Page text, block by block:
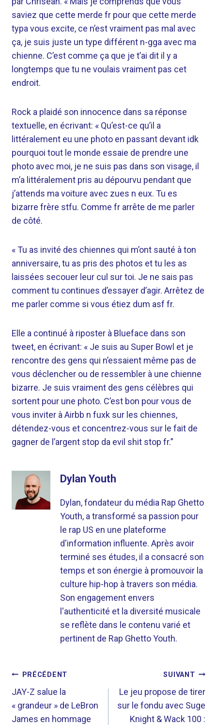
saviez que cette merde fr pour que cette merde
typa vous excite, ce n’est vraiment pas mal avec
ça, je suis juste un type différent n-gga avec ma
chienne. C’est comme ça que je t’ai dit il y a
longtemps que tu ne voulais vraiment pas cet
endroit.
Rock a plaidé son innocence dans sa réponse
textuelle, en écrivant: « Qu’est-ce qu’il a
littéralement eu une photo en passant devant idk
pourquoi tout le monde essaie de prendre une
photo avec moi, je ne suis pas dans son visage, il
m’a littéralement pris au dépourvu pendant que
j’attends ma voiture avec zues n eux. Tu es
bizarre frère stfu. Comme fr arrête de me parler
de côté.
« Tu as invité des chiennes qui m’ont sauté à ton
anniversaire, tu as pris des photos et tu les as
laissées secouer leur cul sur toi. Je ne sais pas
comment tu continues d’essayer d’agir. Arrêtez de
me parler comme si vous étiez dum asf fr.
Elle a continué à riposter à Blueface dans son
tweet, en écrivant: « Je suis au Super Bowl et je
rencontre des gens qui n’essaient même pas de
vous déclencher ou de ressembler à une chienne
bizarre. Je suis vraiment des gens célèbres qui
sortent pour une photo. C’est bon pour vous de
vous inviter à Airbb n fuxk sur les chiennes,
détendez-vous et concentrez-vous sur le fait de
gagner de l’argent stop da evil shit stop fr.”
Dylan Youth
Dylan, fondateur du média Rap Ghetto
Youth, a transformé sa passion pour
le rap US en une plateforme
d'information influente. Après avoir
terminé ses études, il a consacré son
temps et son énergie à promouvoir la
culture hip-hop à travers son média.
Son engagement envers
l'authenticité et la diversité musicale
se reflète dans le contenu varié et
pertinent de Rap Ghetto Youth.
NAVIGATION
DE
L’ARTICLE
PRÉCÉDENT
JAY-Z salue la
« grandeur » de LeBron
James en hommage
SUIVANT
Le jeu propose de tirer
sur le fondu avec Suge
Knight & Wack 100 :